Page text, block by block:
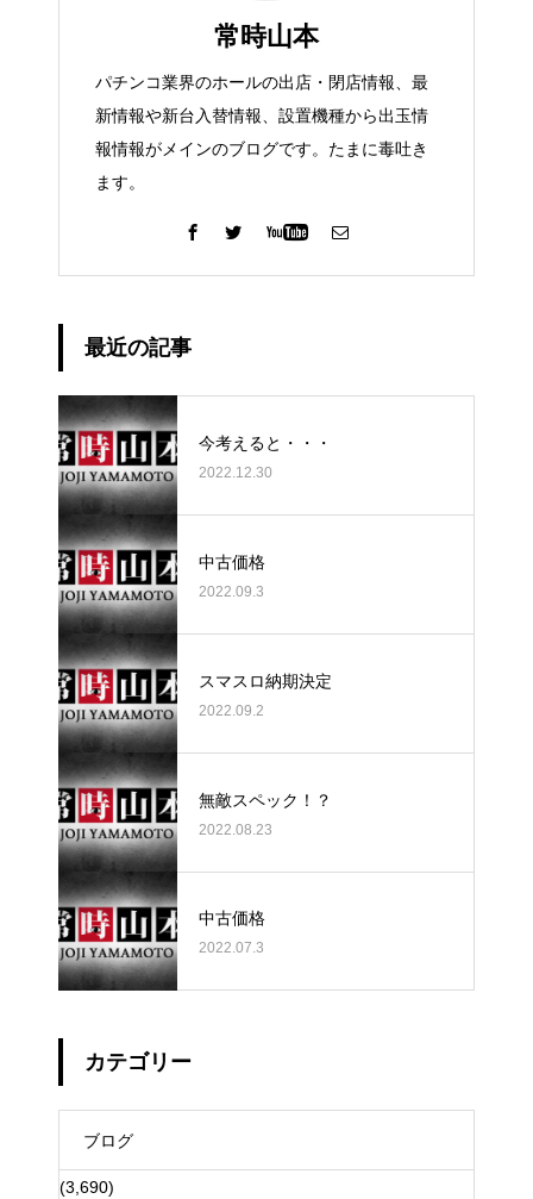
常時山本
パチンコ業界のホールの出店・閉店情報、最
新情報や新台入替情報、設置機種から出玉情
報情報がメインのブログです。たまに毒吐き
ます。
最近の記事
今考えると・・・
2022.12.30
中古価格
2022.09.3
スマスロ納期決定
2022.09.2
無敵スペック！？
2022.08.23
中古価格
2022.07.3
カテゴリー
ブログ
(3,690)